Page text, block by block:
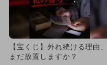
【宝くじ】外れ続ける理由、
まだ放置しますか？